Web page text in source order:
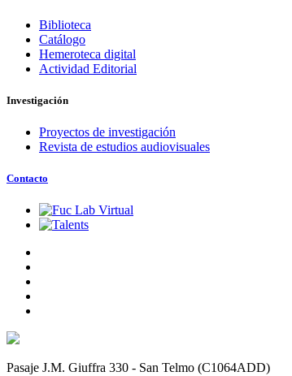
Biblioteca
Catálogo
Hemeroteca digital
Actividad Editorial
Investigación
Proyectos de investigación
Revista de estudios audiovisuales
Contacto
Pasaje J.M. Giuffra 330 - San Telmo (C1064ADD)